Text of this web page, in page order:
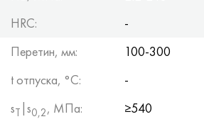
HRC:
-
Перетин, мм:
100-300
t отпуска, °C:
-
sТ |s0,2, МПа:
≥540